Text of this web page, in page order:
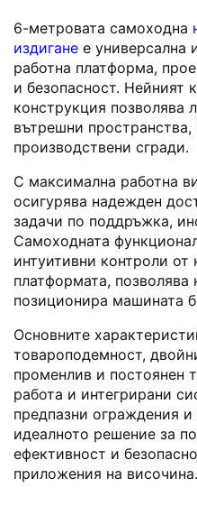
6-метровата самоходна
издигане е универсална
работна платформа,
и безопасност. Нейният
конструкция позволява
вътрешни
производствени сгради.
С максимална работна
осигурява надежден
задачи по поддръжка,
Самоходната
интуитивни контроли от
платформата,
позиционира машината
Основните
товароподемност,
променлив и постоянен
работа и интегрирани
предпазни ограждения
идеалното решение за
ефективност и
приложения на височина.